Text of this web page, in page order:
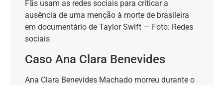
Fãs usam as redes sociais para criticar a
ausência de uma menção à morte de brasileira
em documentário de Taylor Swift — Foto: Redes
sociais
Caso Ana Clara Benevides
Ana Clara Benevides Machado morreu durante o